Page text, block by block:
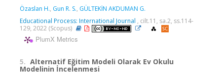
Özaslan H., Gun R. S., GÜLTEKİN AKDUMAN G.
Educational Process: International Journal , cilt.11, sa.2, ss.114-
129, 2022 (Scopus)
PlumX Metrics
5. Alternatif Eğitim Modeli Olarak Ev Okulu
Modelinin İncelenmesi